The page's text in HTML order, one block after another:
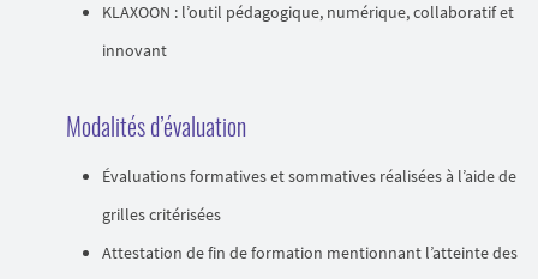
KLAXOON : l’outil pédagogique, numérique, collaboratif et
innovant
Modalités d’évaluation
Évaluations formatives et sommatives réalisées à l’aide de
grilles critérisées
Attestation de fin de formation mentionnant l’atteinte des